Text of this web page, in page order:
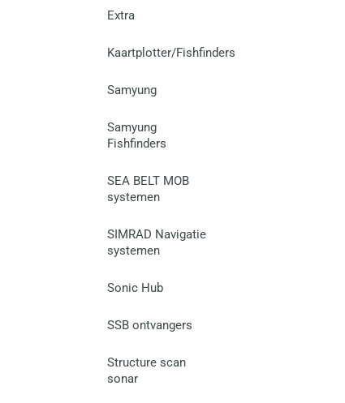
Extra
Kaartplotter/Fishfinders
Samyung
Samyung
Fishfinders
SEA BELT MOB
systemen
SIMRAD Navigatie
systemen
Sonic Hub
SSB ontvangers
Structure scan
sonar